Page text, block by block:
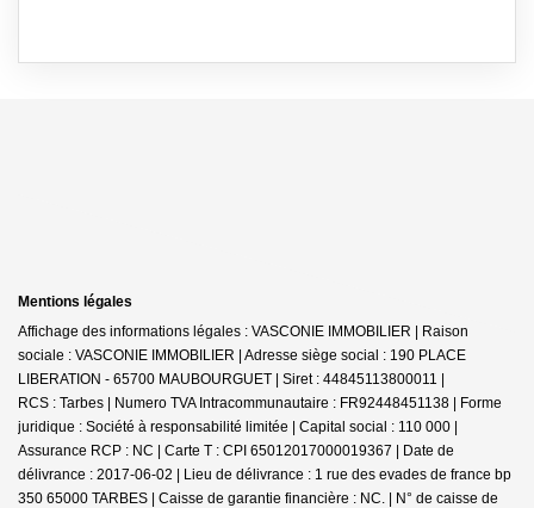
Mentions légales
Affichage des informations légales : VASCONIE IMMOBILIER | Raison
sociale : VASCONIE IMMOBILIER | Adresse siège social : 190 PLACE
LIBERATION - 65700 MAUBOURGUET | Siret : 44845113800011 |
RCS : Tarbes | Numero TVA Intracommunautaire : FR92448451138 | Forme
juridique : Société à responsabilité limitée | Capital social : 110 000 |
Assurance RCP : NC | Carte T : CPI 65012017000019367 | Date de
délivrance : 2017-06-02 | Lieu de délivrance : 1 rue des evades de france bp
350 65000 TARBES | Caisse de garantie financière : NC. | N° de caisse de